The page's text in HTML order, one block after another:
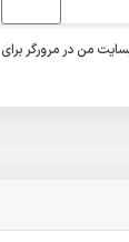
من در مرورگر برای